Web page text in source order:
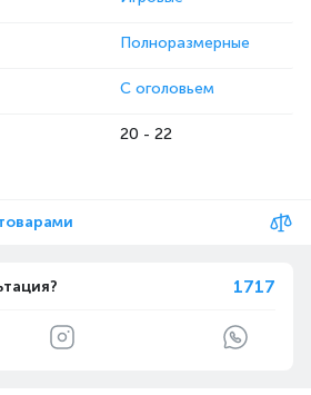
Полноразмерные
С оголовьем
20 - 22
1717